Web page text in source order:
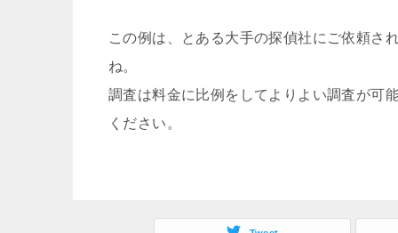
この例は、とある大手の探偵社にご依頼さ
ね。
調査は料金に比例をしてよりよい調査が可
ください。